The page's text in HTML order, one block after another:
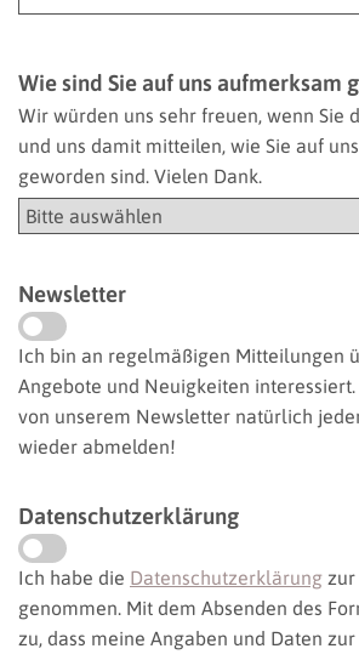
Wie sind Sie auf uns aufmerksam
Wir würden uns sehr freuen, wenn Sie
und uns damit mitteilen, wie Sie auf
geworden sind. Vielen Dank.
Newsletter
Ich bin an regelmäßigen Mitteilungen
Angebote und Neuigkeiten interessiert.
von unserem Newsletter natürlich
wieder abmelden!
Datenschutzerklärung
Ich habe die Datenschutzerklärung zur
genommen. Mit dem Absenden des
zu, dass meine Angaben und Daten